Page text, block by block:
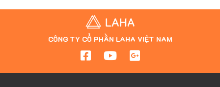
CÔNG TY CỔ PHẦN LAHA VIỆT NAM